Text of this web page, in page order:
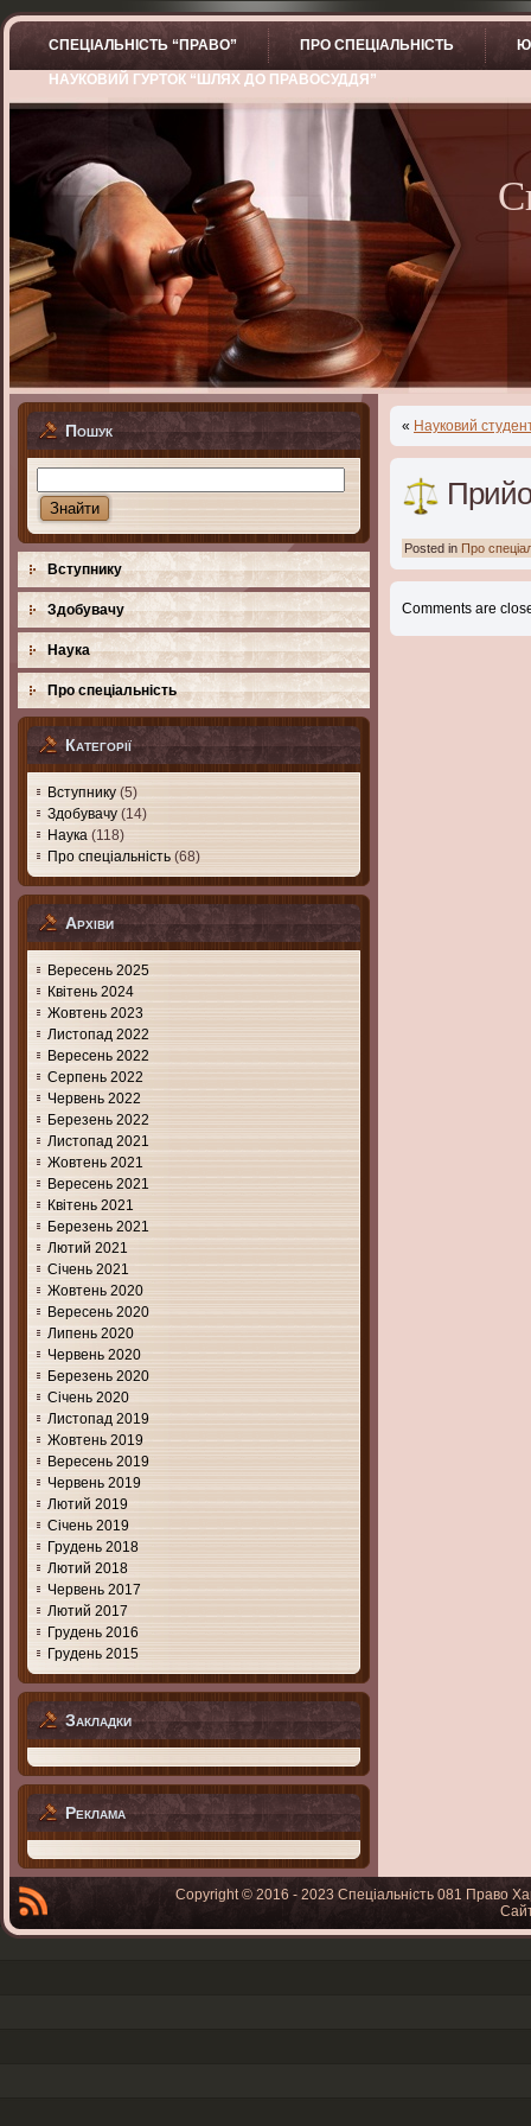
СПЕЦІАЛЬНІСТЬ “ПРАВО” ПРО СПЕЦІАЛЬНІСТЬ
НАУКОВИЙ ГУРТОК “ШЛЯХ ДО ПРАВОСУДДЯ”
Пошук
Вступнику
Здобувачу
Наука
Про спеціальність
Категорії
Вступнику (5)
Здобувачу (14)
Наука (118)
Про спеціальність (68)
Архіви
Вересень 2025
Квітень 2024
Жовтень 2023
Листопад 2022
Вересень 2022
Серпень 2022
Червень 2022
Березень 2022
Листопад 2021
Жовтень 2021
Вересень 2021
Квітень 2021
Березень 2021
Лютий 2021
Січень 2021
Жовтень 2020
Вересень 2020
Липень 2020
Червень 2020
Березень 2020
Січень 2020
Листопад 2019
Жовтень 2019
Вересень 2019
Червень 2019
Лютий 2019
Січень 2019
Грудень 2018
Лютий 2018
Червень 2017
Лютий 2017
Грудень 2016
Грудень 2015
Закладки
Реклама
« Науковий
Posted in Про
Comments are
Copyright © 2016 - 2023 Спеціальність 081 Право